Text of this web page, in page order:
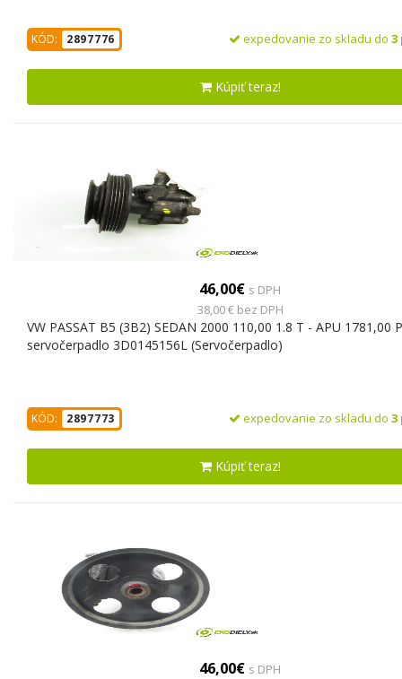
KÓD: 2897776 expedovanie zo skladu do 3
Kúpiť teraz!
46,00€ s DPH
38,00 € bez DPH
VW PASSAT B5 (3B2) SEDAN 2000 110,00 1.8 T - APU 1781,00
servočerpadlo 3D0145156L (Servočerpadlo)
KÓD: 2897773 expedovanie zo skladu do 3
Kúpiť teraz!
46,00€ s DPH